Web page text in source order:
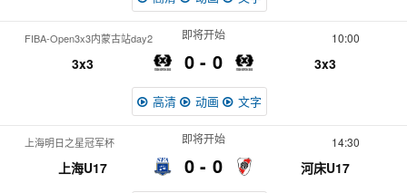
FIBA-Open3x3内蒙古站day2 10:00
3x3 0
即将开始
3x3
0
高清 动画 文字
上海明日之星冠军杯 14:30
上海U17 0
即将开始
河床U17
0